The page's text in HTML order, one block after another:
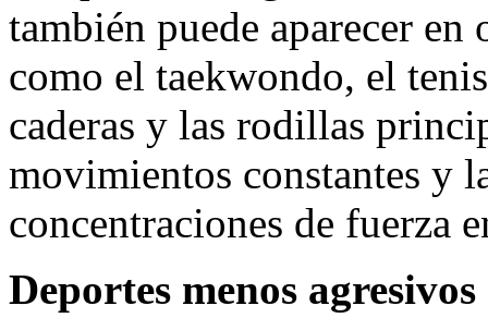
también puede aparecer
como el taekwondo, el
caderas y las rodillas
movimientos constantes y
concentraciones de fuerza
Deportes menos agresivos